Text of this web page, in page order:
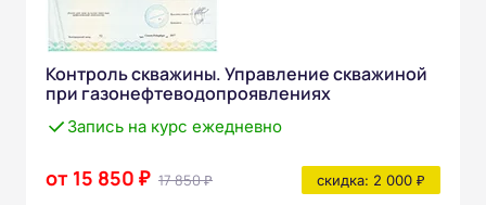
Контроль скважины. Управление скважиной
при газонефтеводопроявлениях
Запись на курс ежедневно
от 15 850 ₽ 17 850 ₽ скидка: 2 000 ₽